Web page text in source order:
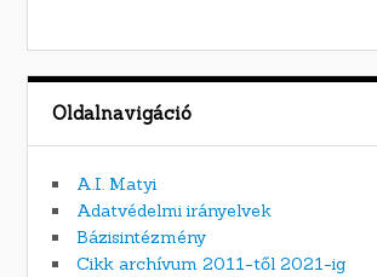
Oldalnavigáció
A.I. Matyi
Adatvédelmi irányelvek
Bázisintézmény
Cikk archívum 2011-től 2021-ig